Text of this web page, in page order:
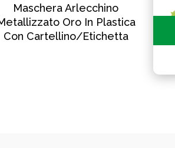
Maschera Arlecchino
Oro In Plastica
Con Cartellino/etichetta